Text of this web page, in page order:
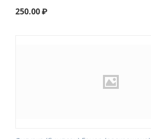
250.00₽